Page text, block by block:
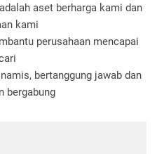
aset berharga kami dan
kami
perusahaan mencapai
bertanggung jawab dan
bergabung